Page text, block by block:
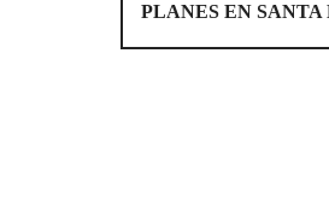
PLANES EN SANTA